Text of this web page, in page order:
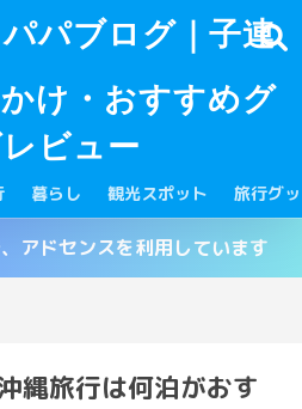
パブログ｜子連
け・おすすめグ
ビュー
暮らし 観光スポット 旅行グ
アドセンスを利用しています
縄旅行は何泊がおす